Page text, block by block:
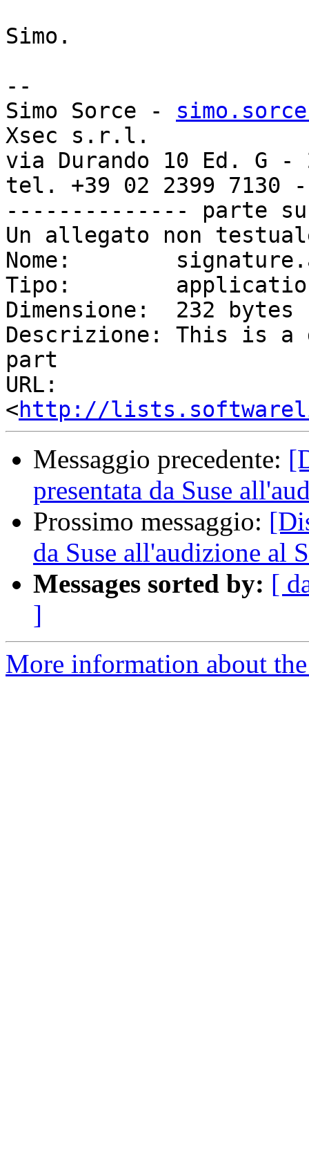
Simo.
--
Simo Sorce -
Xsec s.r.l.
via Durando 10 Ed. G -
tel. +39 02 2399 7130
-------------- parte
Un allegato non
Nome:
Tipo:
Dimensione:  232 bytes
Descrizione: This is a
part
URL:
<http://
Messaggio precedente:
presentata da Suse
Prossimo messaggio:
da Suse all'audizione al
Messages sorted by: [
]
More information about